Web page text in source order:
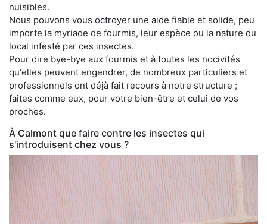
nuisibles.
Nous pouvons vous octroyer une aide fiable et solide, peu
importe la myriade de fourmis, leur espèce ou la nature du
local infesté par ces insectes.
Pour dire bye-bye aux fourmis et à toutes les nocivités
qu'elles peuvent engendrer, de nombreux particuliers et
professionnels ont déjà fait recours à notre structure ;
faites comme eux, pour votre bien-être et celui de vos
proches.
À Calmont que faire contre les insectes qui
s'introduisent chez vous ?